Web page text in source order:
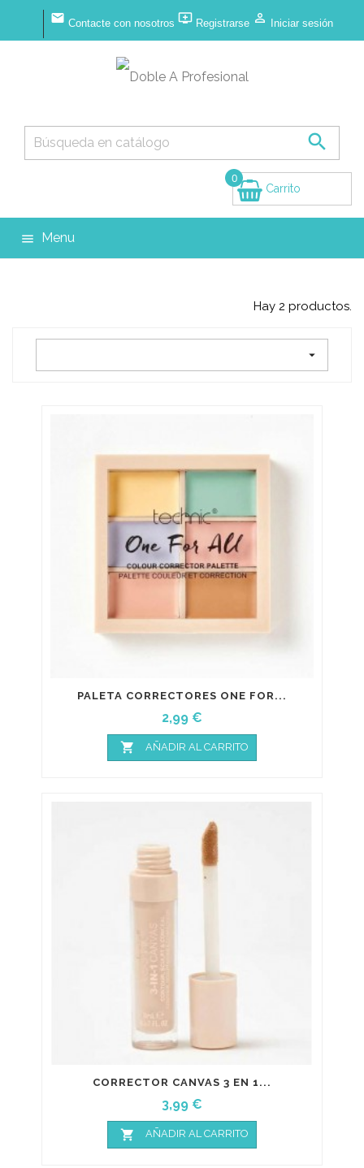
 Contacte con nosotros  Registrarse  Iniciar sesión

Carrito
0
 Menu
Hay 2 productos.

PALETA CORRECTORES ONE FOR...
Precio
2,99 €
 AÑADIR AL CARRITO
CORRECTOR CANVAS 3 EN 1...
Precio
3,99 €
 AÑADIR AL CARRITO